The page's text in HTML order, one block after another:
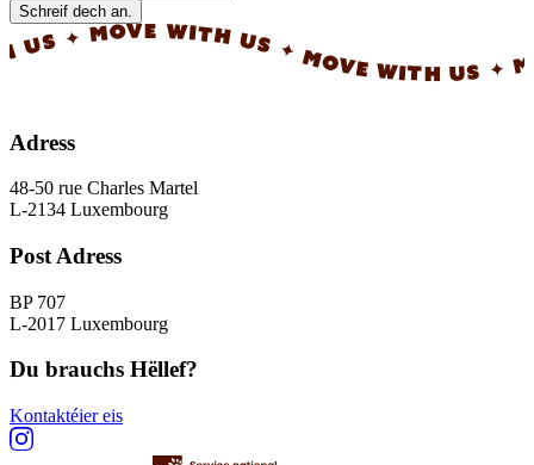
Schreif dech an.
✦ MOVE WITH US ✦ MOVE WITH US ✦
Adress
48-50 rue Charles Martel
L-2134 Luxembourg
Post Adress
BP 707
L-2017 Luxembourg
Du brauchs Hëllef?
Kontaktéier eis